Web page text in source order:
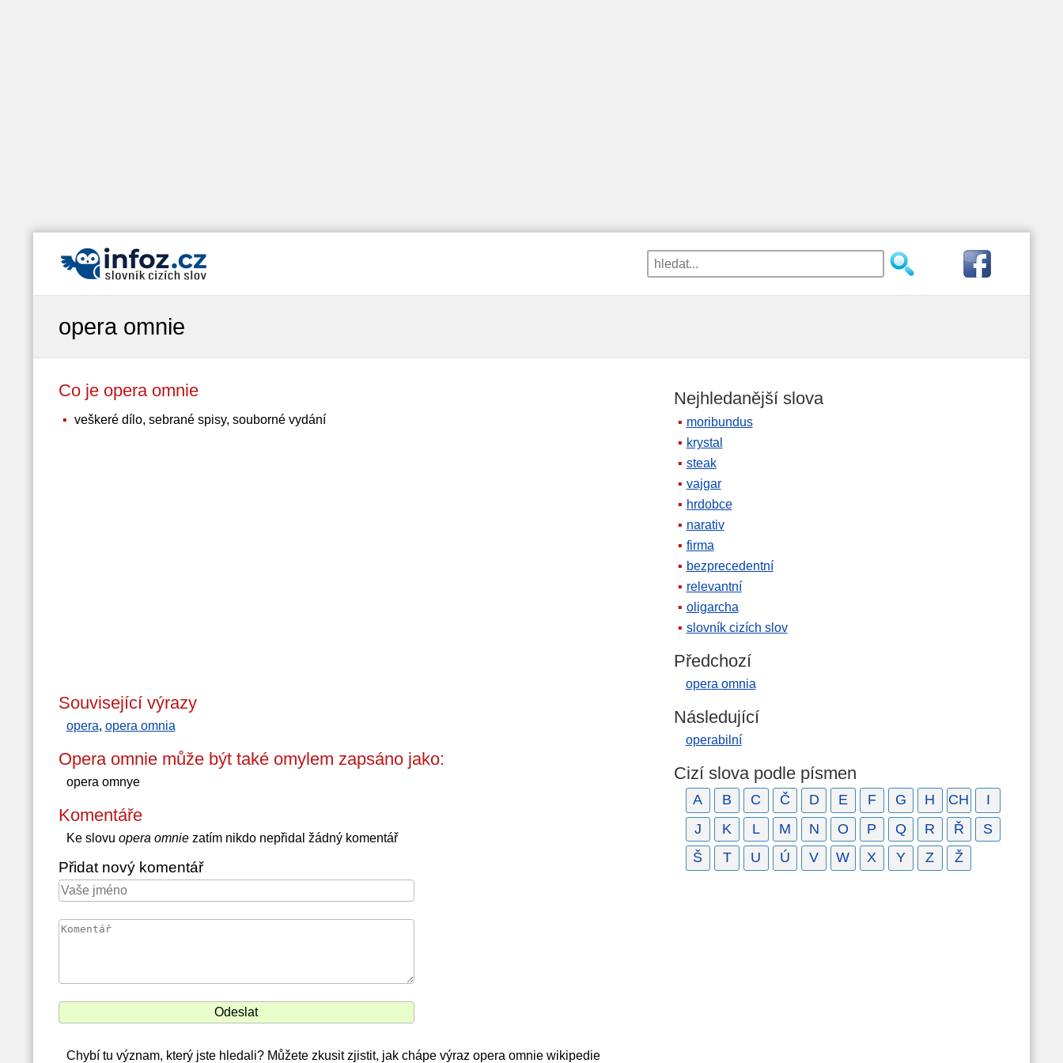
opera omnie
Co je opera omnie
veškeré dílo, sebrané spisy, souborné vydání
Související výrazy
opera, opera omnia
Opera omnie může být také omylem zapsáno jako:
opera omnye
Komentáře
Ke slovu opera omniezatím nikdo nepřidal žádný komentář
Přidat nový komentář
Chybí tu význam, který jste hledali? Můžete zkusit zjistit, jak chápe výraz opera omnie wikipedie
Nejhledanější slova
moribundus
krystal
steak
vajgar
hrdobce
narativ
firma
bezprecedentní
relevantní
oligarcha
slovník cizích slov
Předchozí
opera omnia
Následující
operabilní
Cizí slova podle písmen
A B C Č D E F G H CH
I
J
K L M N O P Q R Ř
S
Š
T U Ú V W X Y Z Ž